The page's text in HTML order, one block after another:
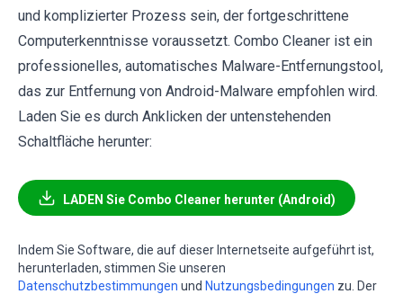
und komplizierter Prozess sein, der fortgeschrittene
Computerkenntnisse voraussetzt. Combo Cleaner ist ein
professionelles, automatisches Malware-Entfernungstool,
das zur Entfernung von Android-Malware empfohlen wird.
Laden Sie es durch Anklicken der untenstehenden
Schaltfläche herunter:
LADEN Sie Combo Cleaner herunter (Android)
Indem Sie Software, die auf dieser Internetseite aufgeführt ist,
herunterladen, stimmen Sie unseren
Datenschutzbestimmungen und Nutzungsbedingungen zu. Der